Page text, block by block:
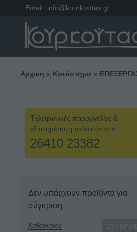
Email: info@kourkoutas.gr
Αρχική » Κατάστημα »
Τηλεφωνικές παραγγελίες &
εξυπηρέτηση πελατών στο
26410 23382
Δεν υπάρχουν προϊόντα για
σύγκριση
Καθαρισμός